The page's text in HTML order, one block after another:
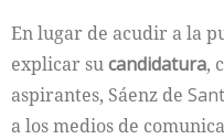
En lugar de acudir a la
explicar sucandidatura,
aspirantes, Sáenz de
a los medios de